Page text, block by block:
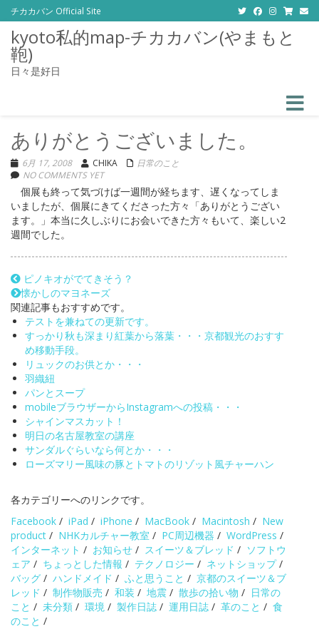
チカカバン Official Site
kyoto私的map-チカカバン(やまもと
鞄)
日々是好日
ありがとうございました。
6月 17, 2008 CHIKA
日常のこと
NO COMMENTS YET
個展も終って気づけば一週間が経ちます、遅くなってしま
いましたが、個展にきてくださった方々「ありがとうござい
ます。」本当に久しぶりにお会いできた方々もいて、楽しい2
週間でした。
ピノキオがでてきそう？
懐かしのマヨネーズ
関連記事もおすすめです。
テストを兼ねての更新です。
すっかり秋も深まり紅葉から落葉・・・京都観光のおすす
め移動手段。
リュックのお供とか・・・
羽織紐
パンとスープ
mobileブラウザーからInstagramへの投稿・・・
シャインマスカット！
明日の名古屋教室の講座
サンダルぐらいなら何とか・・・
ローズマリー風味の豚とトマトのリゾット風チャーハン
各カテゴリーへのリンクです。
Facebook / iPad / iPhone / MacBook / Macintosh / New
product / NHKカルチャー教室 / PC周辺機器 / WordPress /
インターネット / お知らせ / スイーツ＆ブレッド / ソフトウ
ェア / ちょっとした情報 / テクノロジー / ネットショップ/
バッグ / ハンドメイド / ふと思うこと / 京都のスイーツ＆ブ
レッド / 制作物販売 / 和装 / 地震 / 散歩の拾い物 / 日常の
こと / 未分類 / 環境 / 製作日誌 / 運用日誌 / 革のこと / 食
のこと /